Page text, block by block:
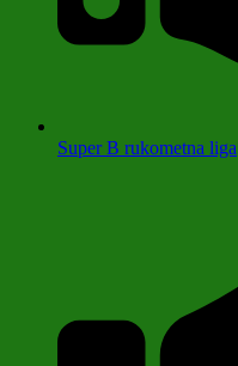
Super B rukometna liga